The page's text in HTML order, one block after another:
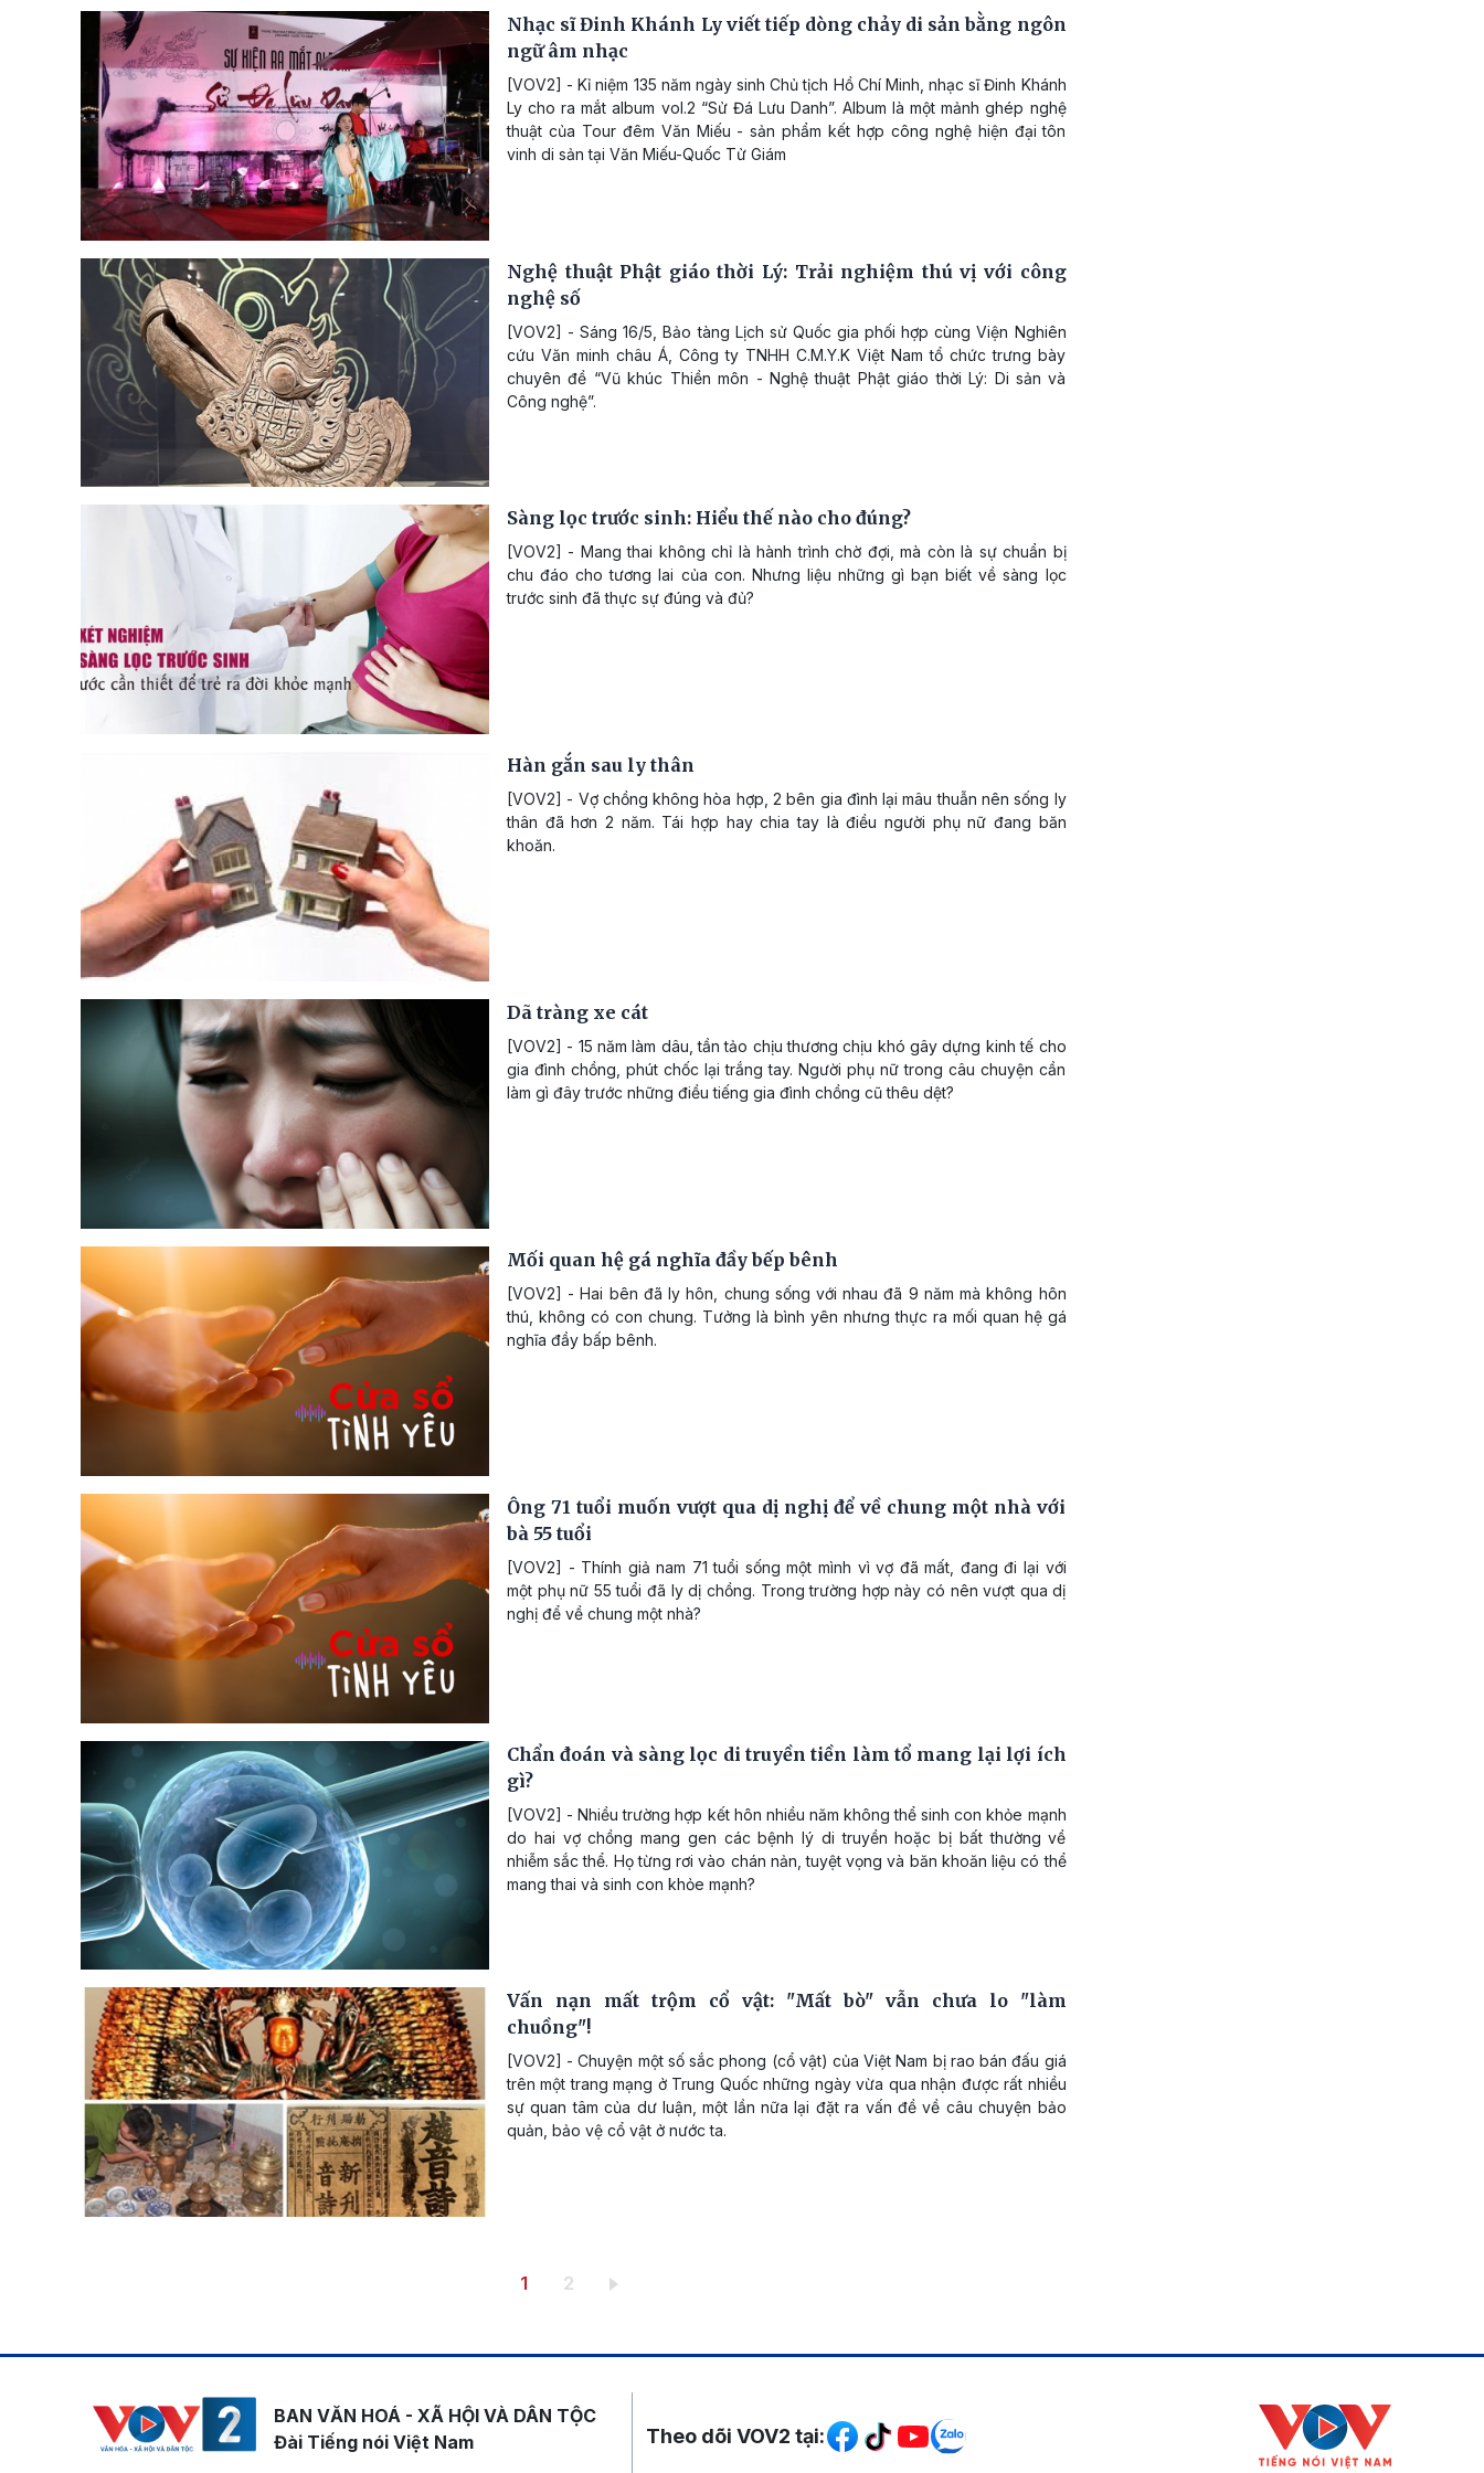
Nhạc sĩ Đinh Khánh Ly viết tiếp dòng chảy di sản bằng ngôn
ngữ âm nhạc
[VOV2] - Kỉ niệm 135 năm ngày sinh Chủ tịch Hồ Chí Minh, nhạc sĩ Đinh Khánh
Ly cho ra mắt album vol.2 “Sử Đá Lưu Danh”. Album là một mảnh ghép nghệ
thuật của Tour đêm Văn Miếu - sản phẩm kết hợp công nghệ hiện đại tôn
vinh di sản tại Văn Miếu-Quốc Tử Giám
Nghệ thuật Phật giáo thời Lý: Trải nghiệm thú vị với công
nghệ số
[VOV2] - Sáng 16/5, Bảo tàng Lịch sử Quốc gia phối hợp cùng Viện Nghiên
cứu Văn minh châu Á, Công ty TNHH C.M.Y.K Việt Nam tổ chức trưng bày
chuyên đề “Vũ khúc Thiền môn - Nghệ thuật Phật giáo thời Lý: Di sản và
Công nghệ”.
Sàng lọc trước sinh: Hiểu thế nào cho đúng?
[VOV2] - Mang thai không chỉ là hành trình chờ đợi, mà còn là sự chuẩn bị
chu đáo cho tương lai của con. Nhưng liệu những gì bạn biết về sàng lọc
trước sinh đã thực sự đúng và đủ?
Hàn gắn sau ly thân
[VOV2] - Vợ chồng không hòa hợp, 2 bên gia đình lại mâu thuẫn nên sống ly
thân đã hơn 2 năm. Tái hợp hay chia tay là điều người phụ nữ đang băn
khoăn.
Dã tràng xe cát
[VOV2] - 15 năm làm dâu, tần tảo chịu thương chịu khó gây dựng kinh tế cho
gia đình chồng, phút chốc lại trắng tay. Người phụ nữ trong câu chuyện cần
làm gì đây trước những điều tiếng gia đình chồng cũ thêu dệt?
Mối quan hệ gá nghĩa đầy bếp bênh
[VOV2] - Hai bên đã ly hôn, chung sống với nhau đã 9 năm mà không hôn
thú, không có con chung. Tưởng là bình yên nhưng thực ra mối quan hệ gá
nghĩa đầy bấp bênh.
Ông 71 tuổi muốn vượt qua dị nghị để về chung một nhà với
bà 55 tuổi
[VOV2] - Thính giả nam 71 tuổi sống một mình vì vợ đã mất, đang đi lại với
một phụ nữ 55 tuổi đã ly dị chồng. Trong trường hợp này có nên vượt qua dị
nghị để về chung một nhà?
Chẩn đoán và sàng lọc di truyền tiền làm tổ mang lại lợi ích
gì?
[VOV2] - Nhiều trường hợp kết hôn nhiều năm không thể sinh con khỏe mạnh
do hai vợ chồng mang gen các bệnh lý di truyền hoặc bị bất thường về
nhiễm sắc thể. Họ từng rơi vào chán nản, tuyệt vọng và băn khoăn liệu có thể
mang thai và sinh con khỏe mạnh?
Vấn nạn mất trộm cổ vật: "Mất bò" vẫn chưa lo "làm
chuồng"!
[VOV2] - Chuyện một số sắc phong (cổ vật) của Việt Nam bị rao bán đấu giá
trên một trang mạng ở Trung Quốc những ngày vừa qua nhận được rất nhiều
sự quan tâm của dư luận, một lần nữa lại đặt ra vấn đề về câu chuyện bảo
quản, bảo vệ cổ vật ở nước ta.
Trang hiện thời
1 Trang
2
BAN VĂN HOÁ - XÃ HỘI VÀ DÂN TỘC
Đài Tiếng nói Việt Nam
Mạng xã hội
Theo dõi VOV2 tại: